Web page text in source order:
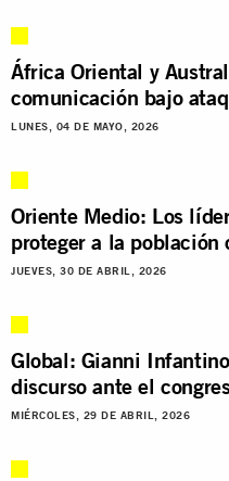
África Oriental y
comunicación bajo
LUNES, 04 DE MAYO, 2026
Oriente Medio: Los
proteger a la población
JUEVES, 30 DE ABRIL, 2026
Global: Gianni
discurso ante el
MIÉRCOLES, 29 DE ABRIL, 2026